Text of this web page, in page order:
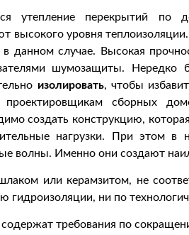
утепление перекрытий по
высокого уровня
данном случае. Высокая
шумозащиты. Нередко
изолировать, чтобы
проектировщикам сборных
создать конструкцию,
нагрузки. При этом в
волны. Именно они создают
или керамзитом, не
гидроизоляции, ни по
содержат требования по